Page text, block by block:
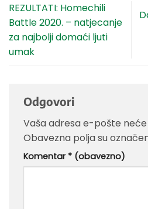
REZULTATI: Homechili
Battle 2020. – natjecanje
za najbolji domaći ljuti
umak
Odgovori
Vaša adresa e-pošte
Obavezna polja su
Komentar * (obavezno)